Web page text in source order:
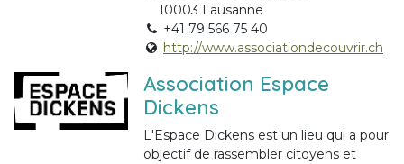
10003 Lausanne
+41 79 566 75 40
http://www.associationdecouvrir.ch
Association Espace
Dickens
L'Espace Dickens est un lieu qui a pour
objectif de rassembler citoyens et